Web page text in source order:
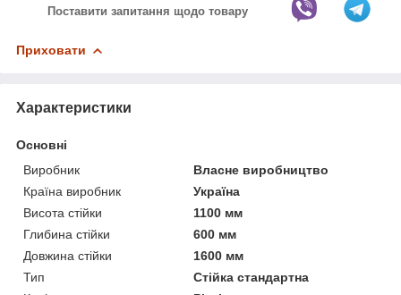
Поставити запитання щодо товару
Приховати
Характеристики
Основні
Виробник
Власне виробництво
Країна виробник
Україна
Висота стійки
1100 мм
Глибина стійки
600 мм
Довжина стійки
1600 мм
Тип
Стійка стандартна